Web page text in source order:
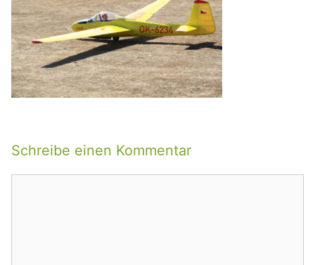
Schreibe einen Kommentar